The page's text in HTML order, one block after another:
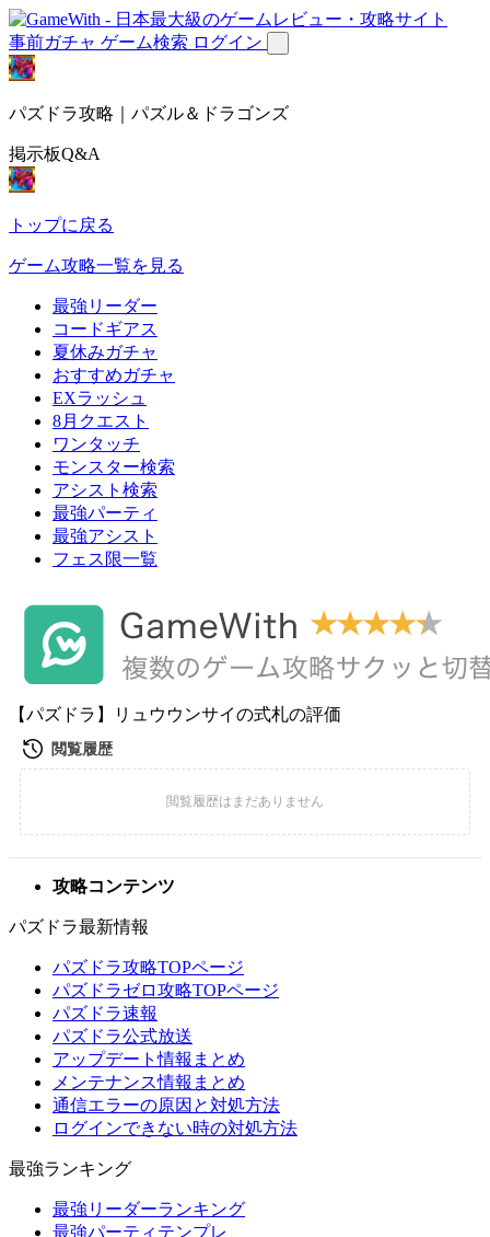
事前ガチャ ゲーム検索 ログイン
パズドラ攻略｜パズル＆ドラゴンズ
掲示板Q&A
トップに戻る
ゲーム攻略一覧を見る
最強リーダー
コードギアス
夏休みガチャ
おすすめガチャ
EXラッシュ
8月クエスト
ワンタッチ
モンスター検索
アシスト検索
最強パーティ
最強アシスト
フェス限一覧
【パズドラ】リュウウンサイの式札の評価
攻略コンテンツ
パズドラ最新情報
パズドラ攻略TOPページ
パズドラゼロ攻略TOPページ
パズドラ速報
パズドラ公式放送
アップデート情報まとめ
メンテナンス情報まとめ
通信エラーの原因と対処方法
ログインできない時の対処方法
最強ランキング
最強リーダーランキング
最強パーティテンプレ